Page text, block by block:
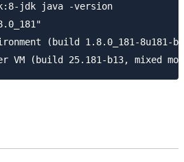
jdk java -version
(build 1.8.0_181-8u181-